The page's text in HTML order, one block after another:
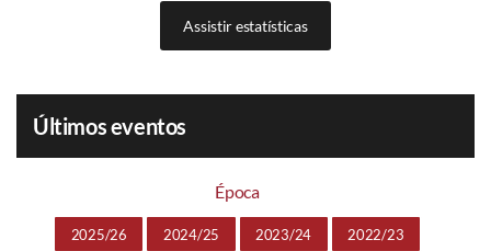
Assistir estatísticas
Últimos eventos
Época
2025/26 2024/25 2023/24 2022/23